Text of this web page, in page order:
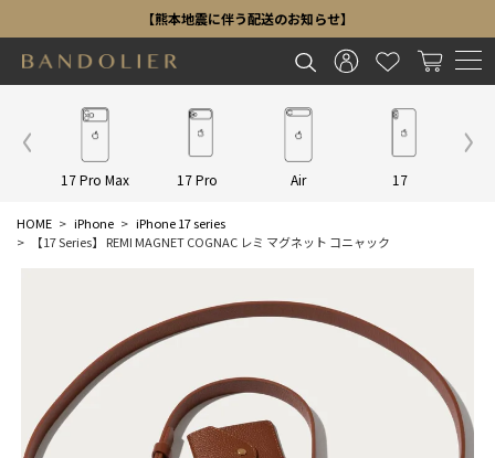
【熊本地震に伴う配送のお知らせ】
17 Pro Max 17 Pro Air 17
HOME iPhone
iPhone 17 series
【17 Series】 REMI MAGNET COGNAC レミ マグネット コニャック